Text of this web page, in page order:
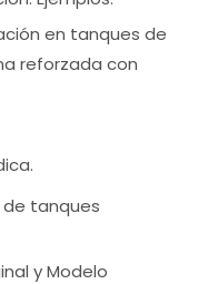
en tanques de
reforzada con
tanques
y Modelo